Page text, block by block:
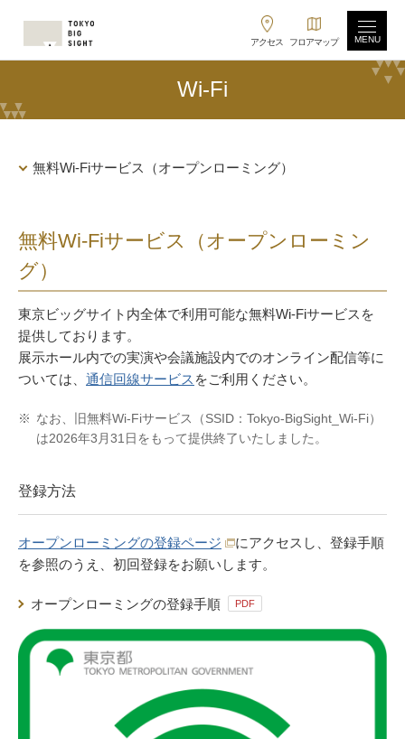
アクセス フロアマップ MENU
Wi-Fi
無料Wi-Fiサービス（オープンローミング）
無料Wi-Fiサービス（オープンローミン
グ）
東京ビッグサイト内全体で利用可能な無料Wi-Fiサービスを
提供しております。
展示ホール内での実演や会議施設内でのオンライン配信等に
ついては、 通信回線サービス をご利用ください。
※ なお、旧無料Wi-Fiサービス（SSID：Tokyo-BigSight_Wi-Fi）
は2026年3月31日をもって提供終了いたしました。
登録方法
オープンローミングの登録ページ
にアクセスし、登録手順
を参照のうえ、初回登録をお願いします。
オープンローミングの登録手順 PDF